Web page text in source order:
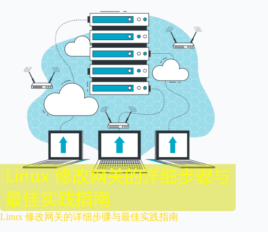
Linux 修改网关的详细步骤与最佳实践指南